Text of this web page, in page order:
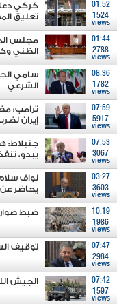
01:52
1524
views
كركي دعا
تعليق
01:44
2788
views
مجلس
الظني
08:36
1782
views
سامي
الشرعي
07:59
5917
views
ترامب:
إيران
07:53
3067
views
جنبلاط:
يبدو،
03:27
3603
views
نواف
يحاضر عن
10:19
1986
views
ضبط
07:47
2984
views
توقيف
07:42
1597
views
الجيش